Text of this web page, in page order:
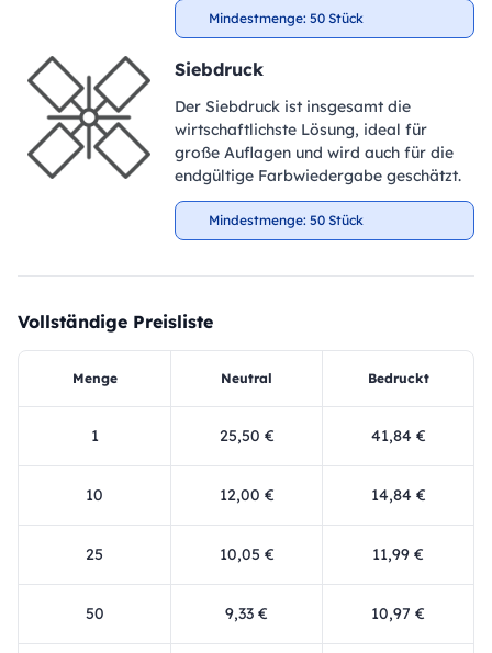
Mindestmenge: 50 Stück
Siebdruck
Der Siebdruck ist insgesamt die
wirtschaftlichste Lösung, ideal für
große Auflagen und wird auch für die
endgültige Farbwiedergabe geschätzt.
Mindestmenge: 50 Stück
Vollständige Preisliste
Menge Neutral Bedruckt
1 25,50 € 41,84 €
10 12,00 € 14,84 €
25 10,05 € 11,99 €
50 9,33 € 10,97 €